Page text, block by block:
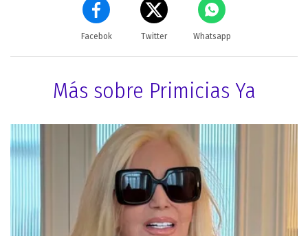
Facebok Twitter Whatsapp
Más sobre Primicias Ya